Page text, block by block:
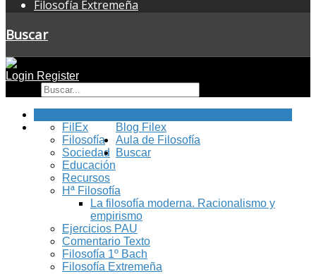
Filosofía Extremeña
Buscar
Login Register
Blog Filex
FilEx
Filosofía
Sociedad
Educación
Recursos
Aula de Filosofía
Hª Filosofía
La filosofía moderna. Racionalismo y
empirismo
Ejercicios PAU
Comentario Texto
Filosofía 1º Bach
Filosofía Extremeña
Buscar